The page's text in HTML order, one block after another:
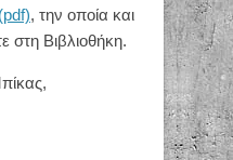
, την οποία και
στη Βιβλιοθήκη.